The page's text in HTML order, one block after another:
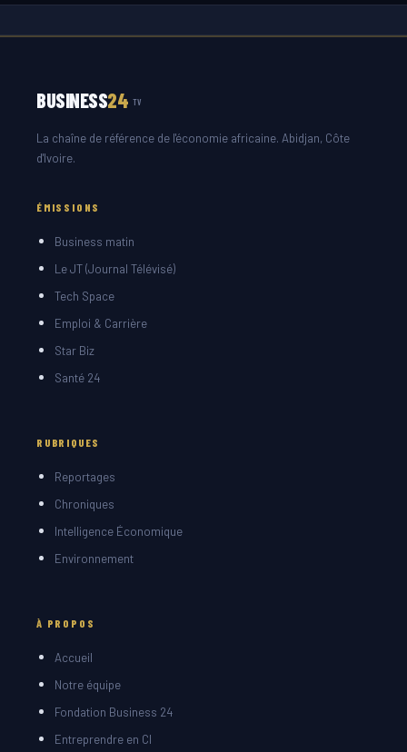
BUSINESS24 TV
La chaîne de référence de l'économie africaine. Abidjan, Côte
d'Ivoire.
ÉMISSIONS
Business matin
Le JT (Journal Télévisé)
Tech Space
Emploi & Carrière
Star Biz
Santé 24
RUBRIQUES
Reportages
Chroniques
Intelligence Économique
Environnement
À PROPOS
Accueil
Notre équipe
Fondation Business 24
Entreprendre en CI